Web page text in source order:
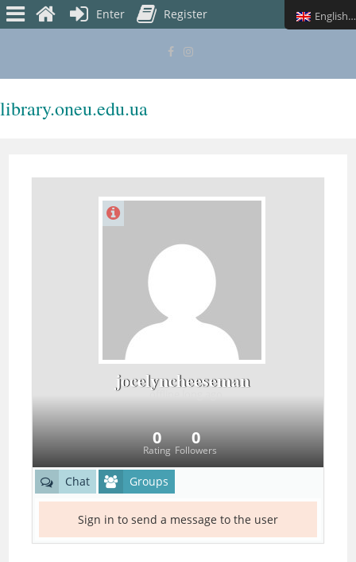
library.oneu.edu.ua
jocelyncheeseman
offline
Rating
0
Followers
0
Chat Groups
Sign in to send a message to the user
Enter Register English (UK)